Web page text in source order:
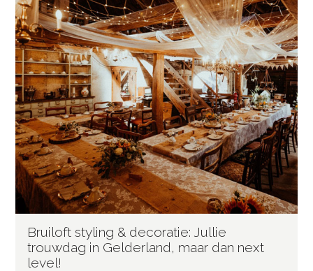
Bruiloft styling & decoratie: Jullie
trouwdag in Gelderland, maar dan next
level!